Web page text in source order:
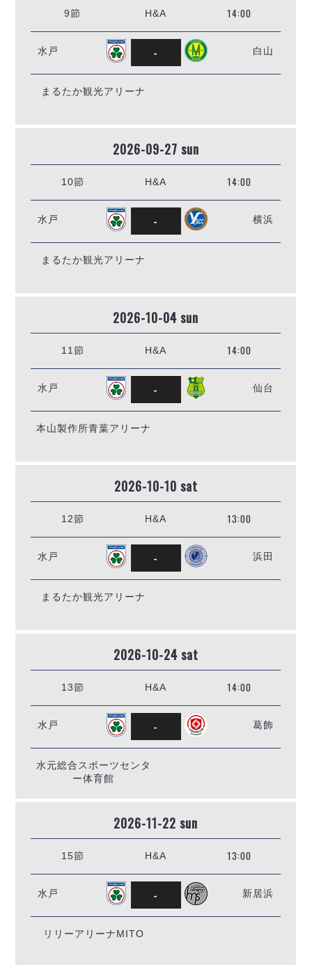
9節 H&A 14:00
水戸 - 白山
まるたか観光アリーナ
2026-09-27 sun
10節 H&A 14:00
水戸 - 横浜
まるたか観光アリーナ
2026-10-04 sun
11節 H&A 14:00
水戸 - 仙台
本山製作所青葉アリーナ
2026-10-10 sat
12節 H&A 13:00
水戸 - 浜田
まるたか観光アリーナ
2026-10-24 sat
13節 H&A 14:00
水戸 - 葛飾
水元総合スポーツセンタ
ー体育館
2026-11-22 sun
15節 H&A 13:00
水戸 - 新居浜
リリーアリーナMITO